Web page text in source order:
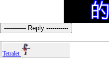
----------- Reply -----------
Tetralet